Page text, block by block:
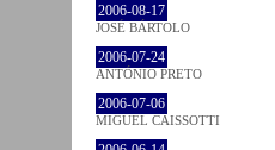
2006-08-17
JOSÉ BÁRTOLO
2006-07-24
ANTÓNIO PRETO
2006-07-06
MIGUEL CAISSOTTI